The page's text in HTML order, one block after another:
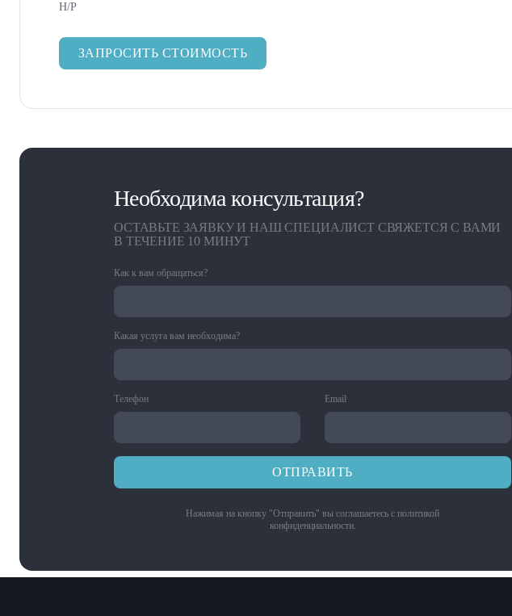
H/P
ЗАПРОСИТЬ СТОИМОСТЬ
Необходима консультация?
ОСТАВЬТЕ ЗАЯВКУ И НАШ СПЕЦИАЛИСТ СВЯЖЕТСЯ С ВАМИ
В ТЕЧЕНИЕ 10 МИНУТ
Как к вам обращаться?
Какая услуга вам необходима?
Телефон Email
ОТПРАВИТЬ
Нажимая на кнопку "Отправить" вы соглашаетесь с политикой
конфиденциальности.